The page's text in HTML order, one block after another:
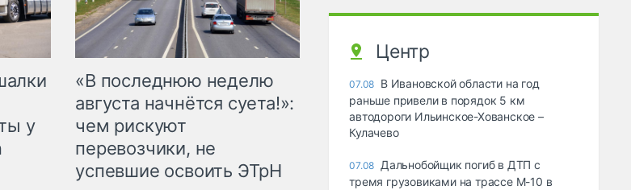
у
«В последнюю неделю
августа начнётся суета!»:
чем рискуют
перевозчики, не
успевшие освоить ЭТрН
Центр
07.08 В Ивановской области на год
раньше привели в порядок 5 км
автодороги Ильинское-Хованское –
Кулачево
07.08 Дальнобойщик погиб в ДТП с
тремя грузовиками на трассе М-10 в